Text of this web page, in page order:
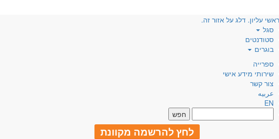
עליון. דלג על אזור זה.
סגל
סטודנטים
בוגרים
ספרייה
שירותי מידע אישי
צור קשר
عربيه
EN
לחץ להרשמה מקוונת